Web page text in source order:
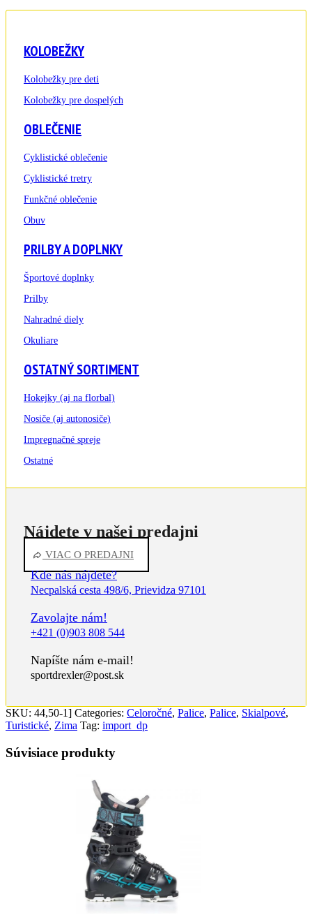
KOLOBEŽKY
Kolobežky pre deti
Kolobežky pre dospelých
OBLEČENIE
Cyklistické oblečenie
Cyklistické tretry
Funkčné oblečenie
Obuv
PRILBY A DOPLNKY
Športové doplnky
Prilby
Nahradné diely
Okuliare
OSTATNÝ SORTIMENT
Hokejky (aj na florbal)
Nosiče (aj autonosiče)
Impregnačné spreje
Ostatné
Nájdete v našej predajni
VIAC O PREDAJNI
Kde nás nájdete?
Necpalská cesta 498/6, Prievidza 97101
Zavolajte nám!
+421 (0)903 808 544
Napíšte nám e-mail!
sportdrexler@post.sk
SKU: 44,50-1] Categories: Celoročné, Palice, Palice, Skialpové,
Turistické, Zima Tag: import_dp
Súvisiace produkty